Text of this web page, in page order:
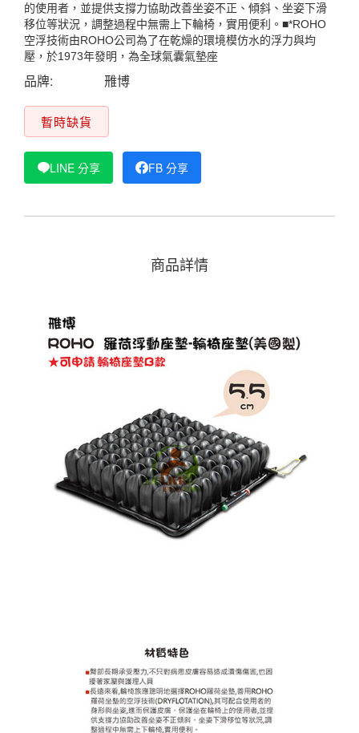
的使用者，並提供支撐力協助改善坐姿不正、傾斜、坐姿下滑
移位等狀況，調整過程中無需上下輪椅，實用便利。■*ROHO
空浮技術由ROHO公司為了在乾燥的環境模仿水的浮力與均
壓，於1973年發明，為全球氣囊氣墊座
品牌: 雃博
暫時缺貨
LINE 分享 FB 分享
商品詳情